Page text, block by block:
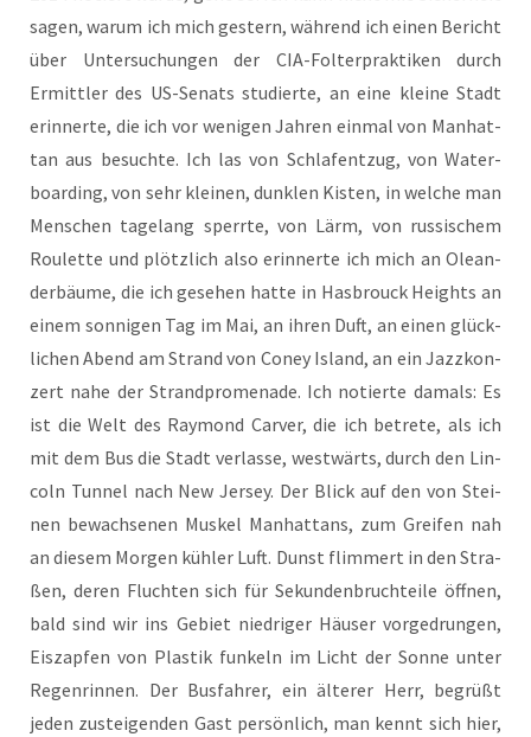
sagen, war­um ich mich ges­tern, wäh­rend ich einen Bericht
über Unter­su­chun­gen der CIA-Fol­ter­prak­ti­ken durch
Ermitt­ler des US-Senats stu­dier­te, an eine klei­ne Stadt
erin­ner­te, die ich vor weni­gen Jah­ren ein­mal von Man­hat­
tan aus besuch­te. Ich las von Schlaf­ent­zug, von Water­
boar­ding, von sehr klei­nen, dunk­len Kis­ten, in wel­che man
Men­schen tage­lang sperr­te, von Lärm, von rus­si­schem
Rou­lette und plötz­lich also erin­ner­te ich mich an Ole­an­
der­bäu­me, die ich gese­hen hat­te in Has­b­rouck Heights an
einem son­ni­gen Tag im Mai, an ihren Duft, an einen glück­
li­chen Abend am Strand von Coney Island, an ein Jazz­kon­
zert nahe der Strand­pro­me­na­de. Ich notier­te damals: Es
ist die Welt des Ray­mond Car­ver, die ich betre­te, als ich
mit dem Bus die Stadt ver­las­se, west­wärts, durch den Lin­
coln Tun­nel nach New Jer­sey. Der Blick auf den von Stei­
nen bewach­se­nen Mus­kel Man­hat­tans, zum Grei­fen nah
an die­sem Mor­gen küh­ler Luft. Dunst flim­mert in den Stra­
ßen, deren Fluch­ten sich für Sekun­den­bruch­tei­le öff­nen,
bald sind wir ins Gebiet nied­ri­ger Häu­ser vor­ge­drun­gen,
Eis­zap­fen von Plas­tik fun­keln im Licht der Son­ne unter
Regen­rin­nen. Der Bus­fah­rer, ein älte­rer Herr, begrüßt
jeden zustei­gen­den Gast per­sön­lich, man kennt sich hier,